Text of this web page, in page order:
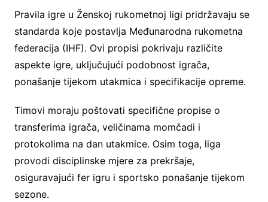
Pravila igre u Ženskoj rukometnoj ligi pridržavaju se
standarda koje postavlja Međunarodna rukometna
federacija (IHF). Ovi propisi pokrivaju različite
aspekte igre, uključujući podobnost igrača,
ponašanje tijekom utakmica i specifikacije opreme.
Timovi moraju poštovati specifične propise o
transferima igrača, veličinama momčadi i
protokolima na dan utakmice. Osim toga, liga
provodi disciplinske mjere za prekršaje,
osiguravajući fer igru i sportsko ponašanje tijekom
sezone.